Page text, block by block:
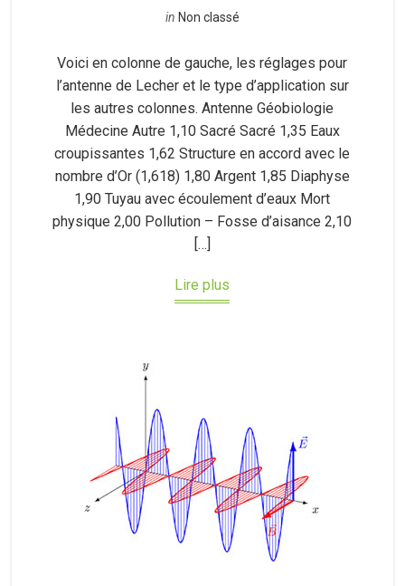
in Non classé
Voici en colonne de gauche, les réglages pour
l’antenne de Lecher et le type d’application sur
les autres colonnes. Antenne Géobiologie
Médecine Autre 1,10 Sacré Sacré 1,35 Eaux
croupissantes 1,62 Structure en accord avec le
nombre d’Or (1,618) 1,80 Argent 1,85 Diaphyse
1,90 Tuyau avec écoulement d’eaux Mort
physique 2,00 Pollution – Fosse d’aisance 2,10
[…]
Lire plus